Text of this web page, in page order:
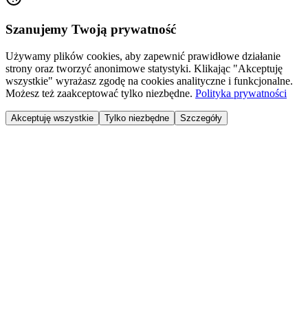
Szanujemy Twoją prywatność
Używamy plików cookies, aby zapewnić prawidłowe działanie
strony oraz tworzyć anonimowe statystyki. Klikając "Akceptuję
wszystkie" wyrażasz zgodę na cookies analityczne i funkcjonalne.
Możesz też zaakceptować tylko niezbędne. Polityka prywatności
Akceptuję wszystkie Tylko niezbędne Szczegóły